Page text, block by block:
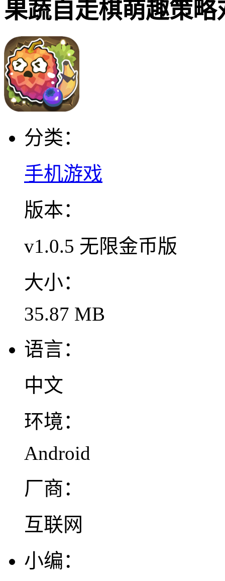
果蔬自走棋萌趣策略
分类：
手机游戏
版本：
v1.0.5 无限金币版
大小：
35.87 MB
语言：
中文
环境：
Android
厂商：
互联网
小编：